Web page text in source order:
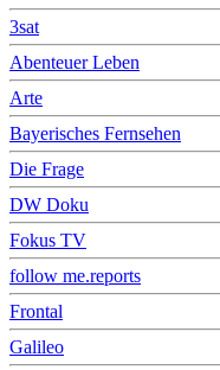
3sat
Abenteuer Leben
Arte
Bayerisches Fernsehen
Die Frage
DW Doku
Fokus TV
follow me.reports
Frontal
Galileo